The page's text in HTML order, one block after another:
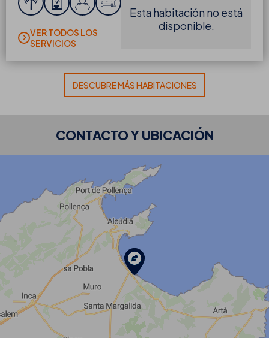
VER TODOS LOS
SERVICIOS
DESDE
noche
DESCUBRE MÁS HABITACIONES
CONTACTO Y UBICACIÓN